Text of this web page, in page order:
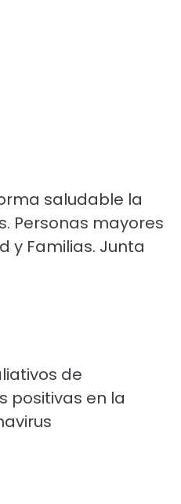
saludable la
Personas mayores
y Familias. Junta
de
positivas en la